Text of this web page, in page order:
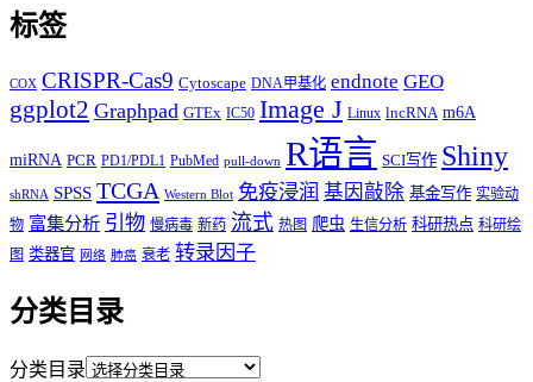
标签
COX CRISPR-Cas9 Cytoscape DNA甲基化 endnote GEO
ggplot2 Graphpad GTEx IC50 Image J Linux lncRNA m6A
miRNA PCR PD1/PDL1 PubMed pull-down R语言 SCI写作 Shiny
shRNA SPSS TCGA Western Blot 免疫浸润 基因敲除 基金写作 实验动
物 富集分析 引物 慢病毒 新药 流式 热图 爬虫 生信分析 科研热点 科研绘
图 类器官 网络 肺癌 衰老 转录因子
分类目录
分类目录